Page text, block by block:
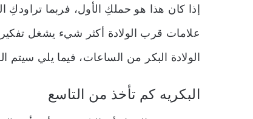
إذا كان هذا هو حملكِ الأول، فربما
علامات قرب الولادة أكثر شيء يشغل
الولادة البكر من الساعات، فيما يلي سيتم
البكريه كم تأخذ من التاسع